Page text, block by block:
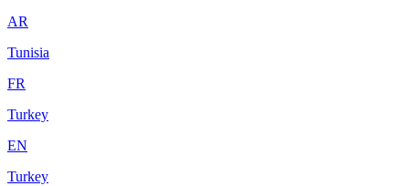
AR
Tunisia
FR
Turkey
EN
Turkey